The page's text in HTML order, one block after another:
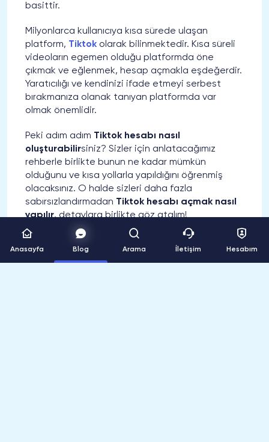
Anasayfa Blog Arama İletişim Hesabım
basittir.
Milyonlarca kullanıcıya kısa sürede ulaşan
platform, Tiktok olarak bilinmektedir. Kısa süreli
videoların egemen olduğu platformda öne
çıkmak ve eğlenmek, hesap açmakla eşdeğerdir.
Yaratıcılığı ve kendinizi ifade etmeyi serbest
bırakmanıza olanak tanıyan platformda var
olmak önemlidir.
Peki adım adım Tiktok hesabı nasıl
oluşturabilirsiniz? Sizler için anlatacağımız
rehberle birlikte bunun ne kadar mümkün
olduğunu ve kısa yollarla yapıldığını öğrenmiş
olacaksınız. O halde sizleri daha fazla
sabırsızlandırmadan Tiktok hesabı açmak nasıl
yapılır, detaylara birlikte göz atalım!
Tiktok Hesap Açma Nasıl Yapılır?